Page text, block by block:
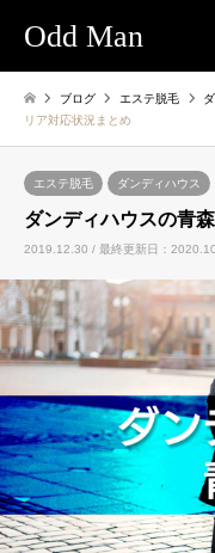
Odd Man
ブログ エステ脱毛
リア対応状況まとめ
エステ脱毛 ダンディハウス
ダンディハウスの青
2019.12.30 / 最終更新日：